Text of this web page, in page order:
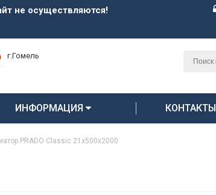
не осуществляются!
г.Гомель
ИНФОРМАЦИЯ КОНТАКТЫ
PRADO Classic 21х500х2000